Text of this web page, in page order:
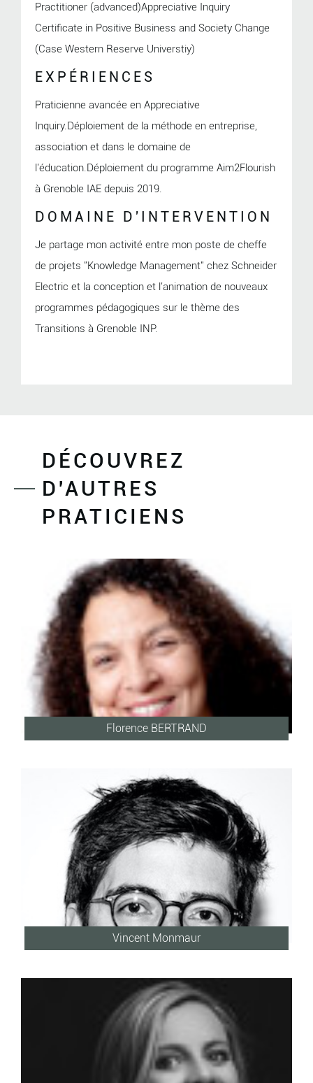
Practitioner (advanced)Appreciative Inquiry
Certificate in Positive Business and Society Change
(Case Western Reserve Universtiy)
EXPÉRIENCES
Praticienne avancée en Appreciative
Inquiry.Déploiement de la méthode en entreprise,
association et dans le domaine de
l'éducation.Déploiement du programme Aim2Flourish
à Grenoble IAE depuis 2019.
DOMAINE D'INTERVENTION
Je partage mon activité entre mon poste de cheffe
de projets "Knowledge Management" chez Schneider
Electric et la conception et l'animation de nouveaux
programmes pédagogiques sur le thème des
Transitions à Grenoble INP.
DÉCOUVREZ
D'AUTRES
PRATICIENS
Florence BERTRAND
Vincent Monmaur